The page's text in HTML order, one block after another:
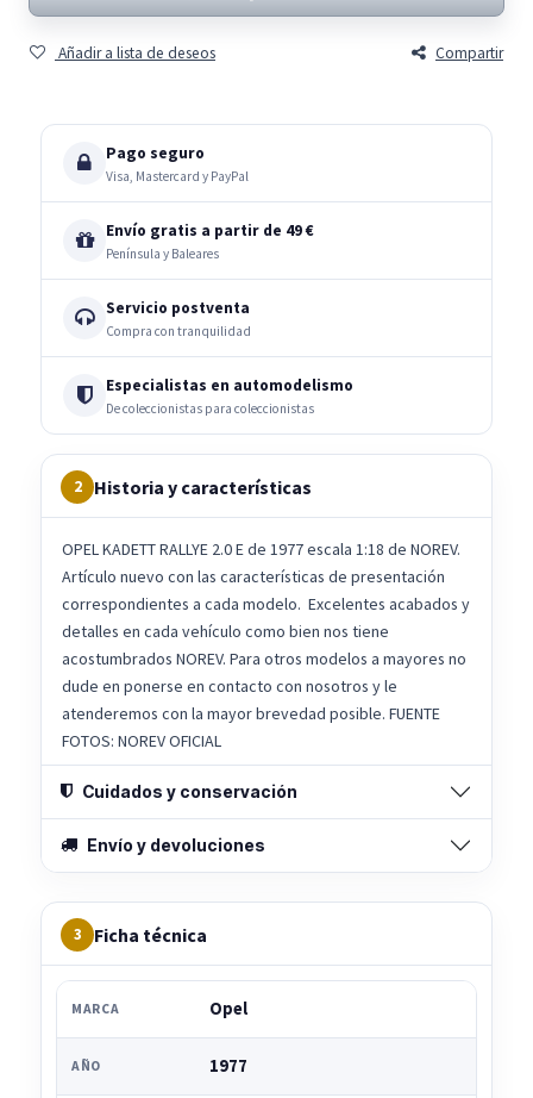
Añadir a lista de deseos Compartir
Pago seguro
Visa, Mastercard y PayPal
Envío gratis a partir de 49 €
Península y Baleares
Servicio postventa
Compra con tranquilidad
Especialistas en automodelismo
De coleccionistas para coleccionistas
2 Historia y características
OPEL KADETT RALLYE 2.0 E de 1977 escala 1:18 de NOREV.
Artículo nuevo con las características de presentación
correspondientes a cada modelo. Excelentes acabados y
detalles en cada vehículo como bien nos tiene
acostumbrados NOREV. Para otros modelos a mayores no
dude en ponerse en contacto con nosotros y le
atenderemos con la mayor brevedad posible. FUENTE
FOTOS: NOREV OFICIAL
Cuidados y conservación
Envío y devoluciones
3 Ficha técnica
MARCA Opel
AÑO 1977